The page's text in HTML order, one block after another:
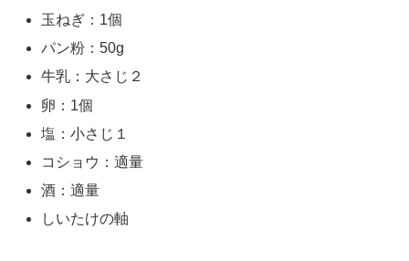
玉ねぎ：1個
パン粉：50g
牛乳：大さじ２
卵：1個
塩：小さじ１
コショウ：適量
酒：適量
しいたけの軸